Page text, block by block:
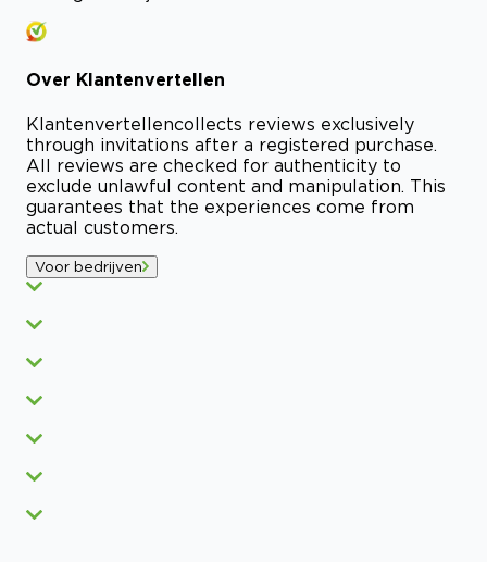
Over Klantenvertellen
Klantenvertellencollects reviews exclusively
through invitations after a registered purchase.
All reviews are checked for authenticity to
exclude unlawful content and manipulation. This
guarantees that the experiences come from
actual customers.
Voor bedrijven